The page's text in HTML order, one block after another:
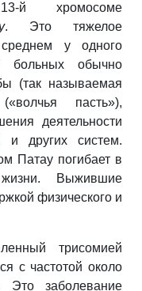
й хромосоме
. Это тяжелое
у одного
больных обычно
(так называемая
пасть»),
деятельности
и других систем.
Патау погибает в
Выжившие
физического и
трисомией
с частотой около
заболевание